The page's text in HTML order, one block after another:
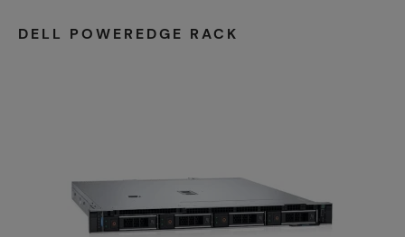
DELL POWEREDGE RACK